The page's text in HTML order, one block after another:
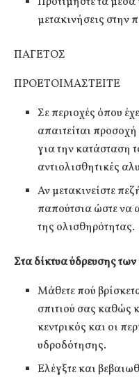
μετακινήσεις στην
ΠΑΓΕΤΟΣ
ΠΡΟΕΤΟΙΜΑΣΤΕΙΤΕ
Σε περιοχές όπου
απαιτείται
για την κατάσταση
αντιολισθητικές
Αν μετακινείστε
παπούτσια ώστε να
της ολισθηρότητας.
Στα δίκτυα ύδρευσης
Μάθετε πού
σπιτιού σας καθώς
κεντρικός και οι
υδροδότησης.
Ελέγξτε και